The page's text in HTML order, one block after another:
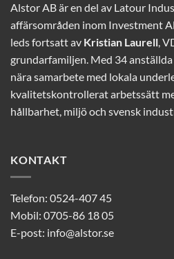
Alstor AB är en del av Latour
affärsområden inom Investment
leds fortsatt av Kristian Laurell,
grundarfamiljen. Med 34
nära samarbete med lokala
kvalitetskontrollerat arbetssätt
hållbarhet, miljö och svensk
KONTAKT
Telefon: 0524-407 45
Mobil: 0705-86 18 05
E-post: info@alstor.se